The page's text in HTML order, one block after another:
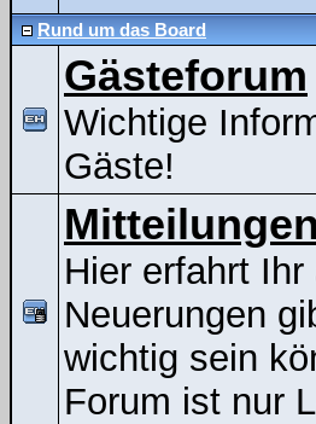
Rund um das Board
Gästeforum
Wichtige
Gäste!
Hier erfahrt
Neuerungen
wichtig sein
Forum ist nur